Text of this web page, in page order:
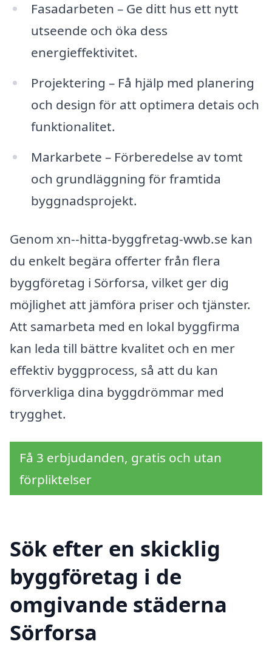
Fasadarbeten – Ge ditt hus ett nytt
utseende och öka dess
energieffektivitet.
Projektering – Få hjälp med planering
och design för att optimera detais och
funktionalitet.
Markarbete – Förberedelse av tomt
och grundläggning för framtida
byggnadsprojekt.
Genom xn--hitta-byggfretag-wwb.se kan
du enkelt begära offerter från flera
byggföretag i Sörforsa, vilket ger dig
möjlighet att jämföra priser och tjänster.
Att samarbeta med en lokal byggfirma
kan leda till bättre kvalitet och en mer
effektiv byggprocess, så att du kan
förverkliga dina byggdrömmar med
trygghet.
Få 3 erbjudanden, gratis och utan
förpliktelser
Sök efter en skicklig
byggföretag i de
omgivande städerna
Sörforsa